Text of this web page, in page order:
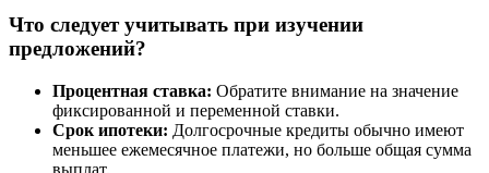
Что следует учитывать при изучении
предложений?
Процентная ставка: Обратите внимание на значение
фиксированной и переменной ставки.
Срок ипотеки: Долгосрочные кредиты обычно имеют
меньшее ежемесячное платежи, но больше общая сумма
выплат.